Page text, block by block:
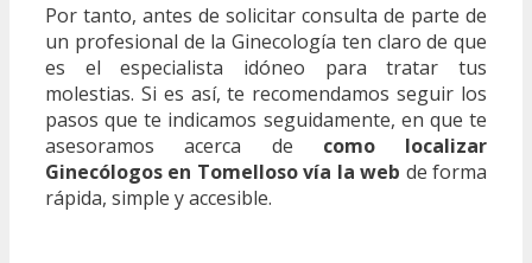
Por tanto, antes de solicitar consulta de parte de
un profesional de la Ginecología ten claro de que
es el especialista idóneo para tratar tus
molestias. Si es así, te recomendamos seguir los
pasos que te indicamos seguidamente, en que te
asesoramos acerca de como localizar
Ginecólogos en Tomelloso vía la web de forma
rápida, simple y accesible.